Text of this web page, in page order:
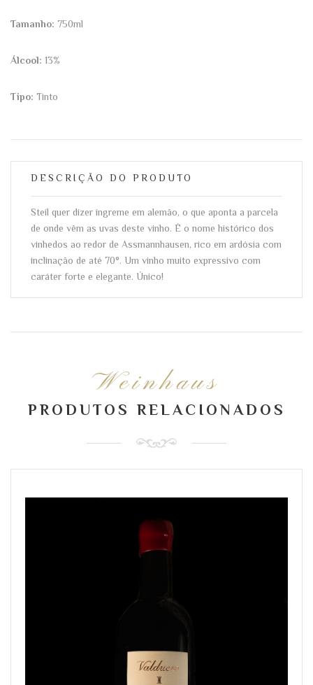
Tamanho: 750ml
Álcool: 13%
Tipo: Tinto
DESCRIÇÃO DO PRODUTO
Steil quer dizer íngreme em alemão, o que aponta a parcela
de onde vêm as uvas deste vinho. É o nome histórico dos
vinhedos ao redor de Assmannhausen, rico em ardósia com
inclinação de até 70°. Um vinho muito expressivo com
caráter forte e elegante. Único!
Weinhaus
PRODUTOS RELACIONADOS